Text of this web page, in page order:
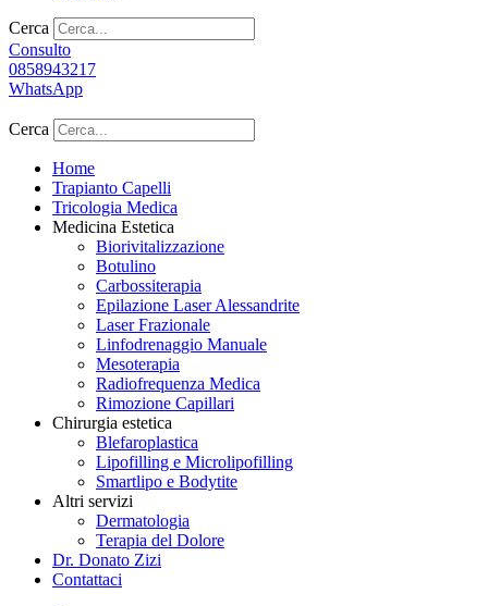
Cerca
Consulto
0858943217
WhatsApp
Cerca
Home
Trapianto Capelli
Tricologia Medica
Medicina Estetica
Biorivitalizzazione
Botulino
Carbossiterapia
Epilazione Laser Alessandrite
Laser Frazionale
Linfodrenaggio Manuale
Mesoterapia
Radiofrequenza Medica
Rimozione Capillari
Chirurgia estetica
Blefaroplastica
Lipofilling e Microlipofilling
Smartlipo e Bodytite
Altri servizi
Dermatologia
Terapia del Dolore
Dr. Donato Zizi
Contattaci